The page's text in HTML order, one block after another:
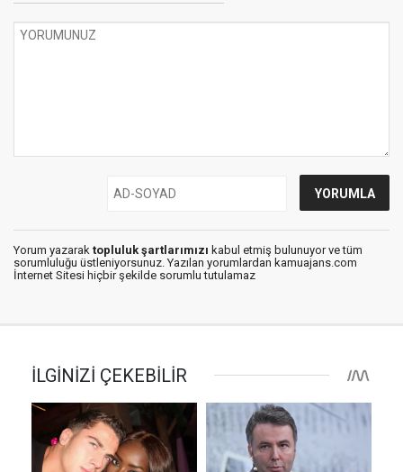
Yorum yazarak topluluk şartlarımızı kabul etmiş bulunuyor ve tüm
sorumluluğu üstleniyorsunuz. Yazılan yorumlardan kamuajans.com
İnternet Sitesi hiçbir şekilde sorumlu tutulamaz